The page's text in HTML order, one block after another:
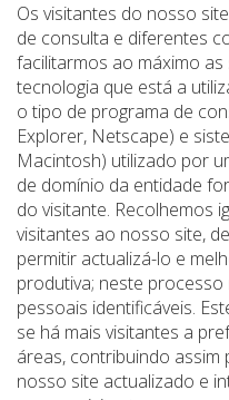
Os visitantes do nosso
de consulta e diferentes
facilitarmos ao máximo
tecnologia que está a
o tipo de programa de
Explorer, Netscape) e
Macintosh) utilizado por
de domínio da entidade
do visitante. Recolhemos
visitantes ao nosso site,
permitir actualizá-lo e
produtiva; neste
pessoais identificáveis.
se há mais visitantes a
áreas, contribuindo
nosso site actualizado e